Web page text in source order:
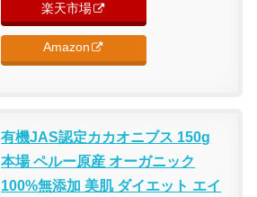
楽天市場
Amazon
有機JAS認定カカオニブス 150g
本場 ペルー原産 オーガニック
100%無添加 美肌 ダイエット エイ